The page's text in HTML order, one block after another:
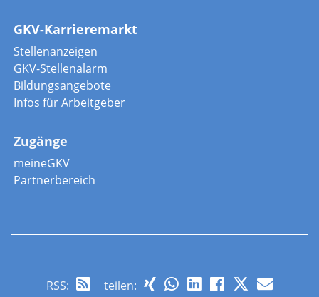
GKV-Karrieremarkt
Stellenanzeigen
GKV-Stellenalarm
Bildungsangebote
Infos für Arbeitgeber
Zugänge
meineGKV
Partnerbereich
RSS: teilen: